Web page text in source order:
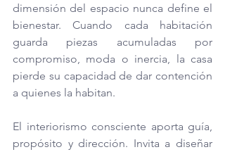
dimensión del espacio nunca define el
bienestar. Cuando cada habitación
guarda piezas acumuladas por
compromiso, moda o inercia, la casa
pierde su capacidad de dar contención
a quienes la habitan.
El interiorismo consciente aporta guía,
propósito y dirección. Invita a diseñar